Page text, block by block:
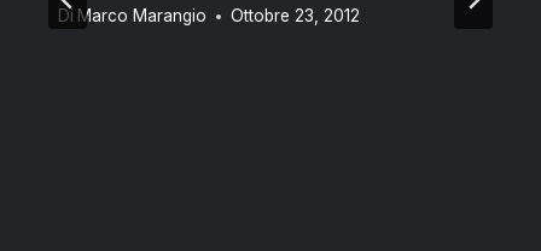
Di Marco Marangio Ottobre 23, 2012